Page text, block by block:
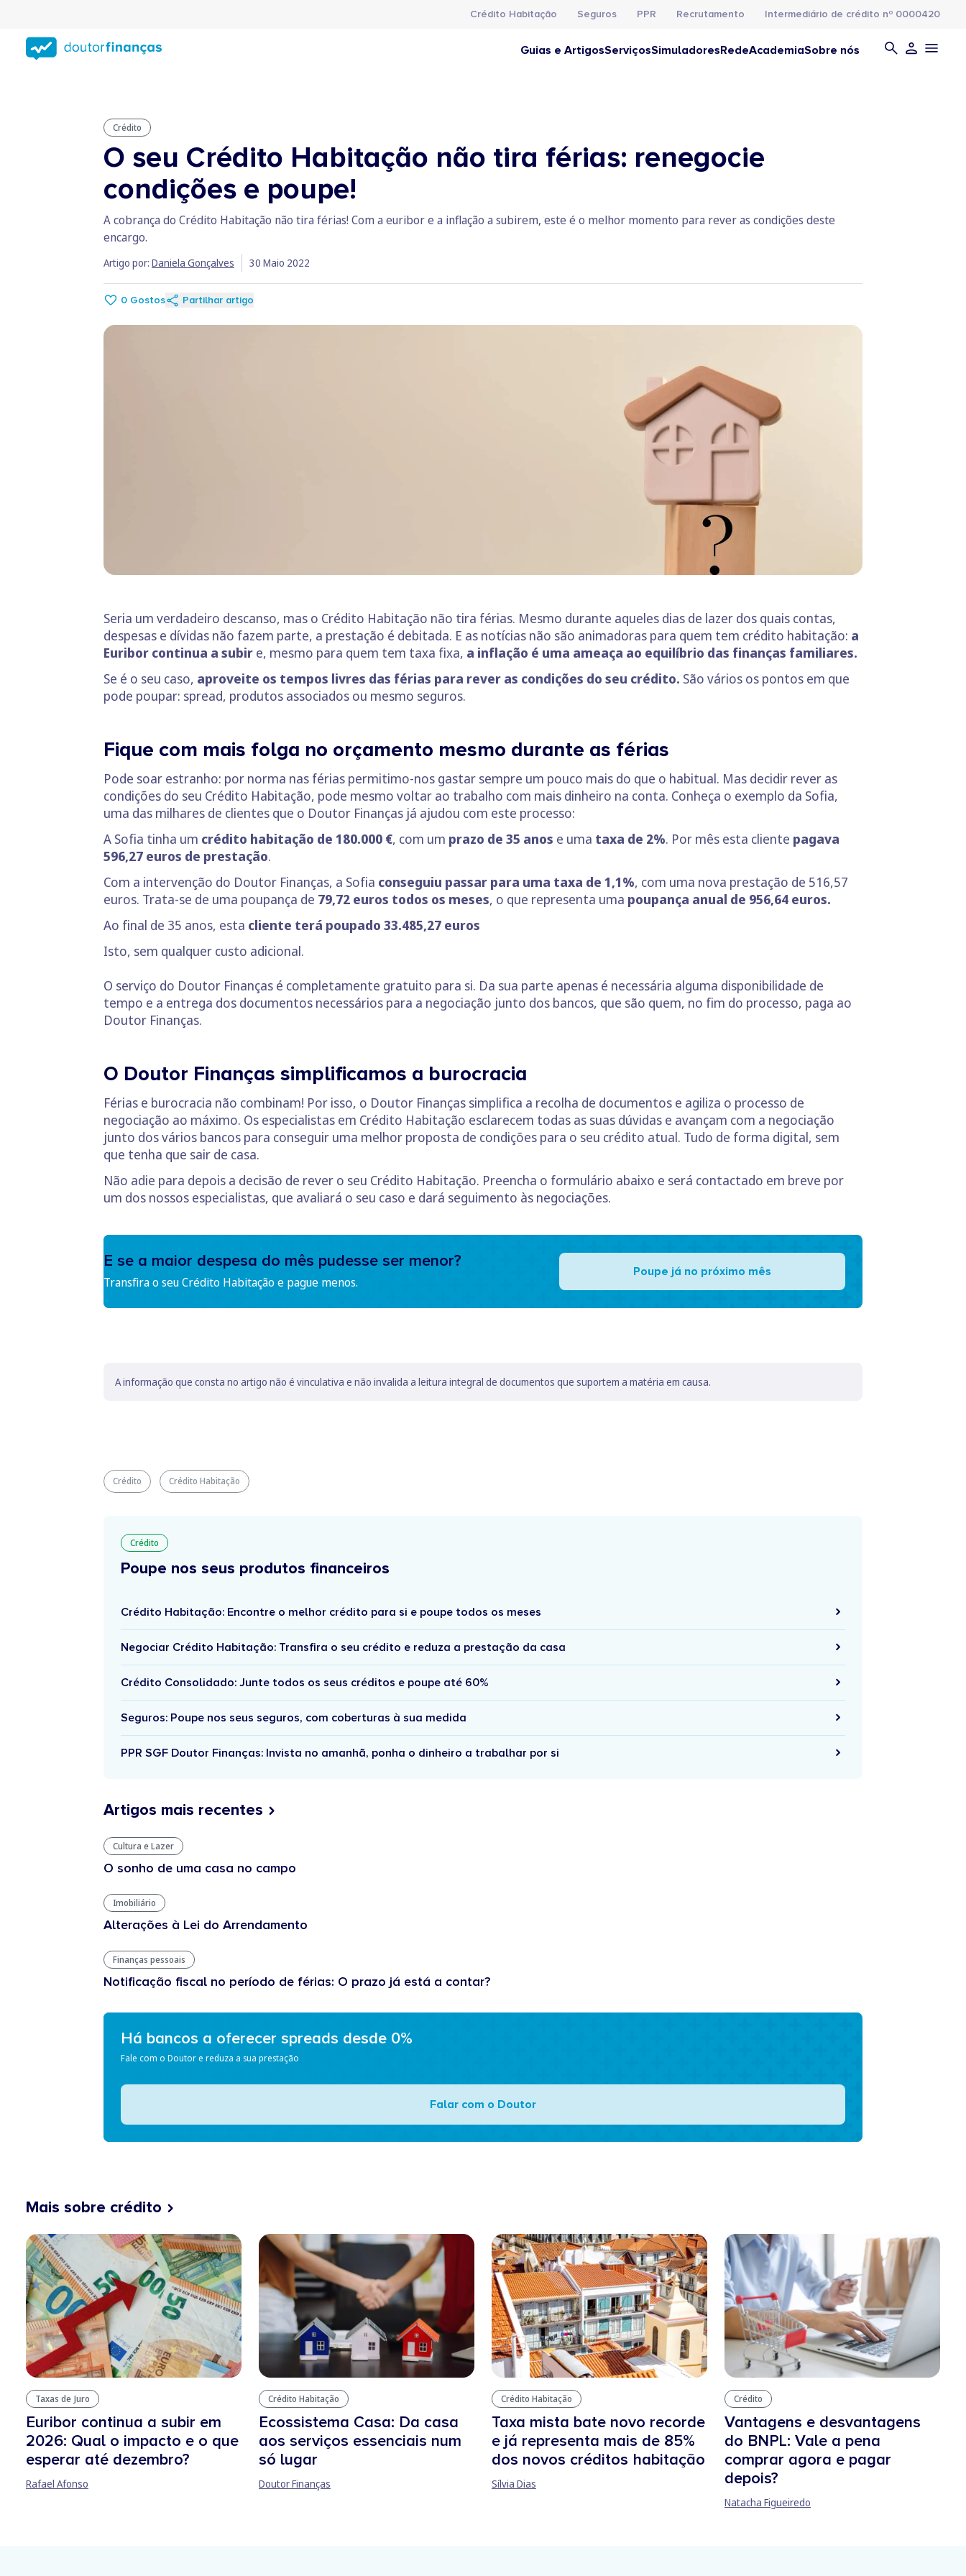
conteúdo
principal
Crédito Habitação Seguros PPR Recrutamento Intermediário de crédito nº 0000420
Guias e ArtigosServiçosSimuladoresRedeAcademiaSobre nós
Crédito
O seu Crédito Habitação não tira férias: renegocie
condições e poupe!
A cobrança do Crédito Habitação não tira férias! Com a euribor e a inflação a subirem, este é o melhor momento para rever as condições deste
encargo.
Artigo por: Daniela Gonçalves 30 Maio 2022
0 Gostos Partilhar artigo
Seria um verdadeiro descanso, mas o Crédito Habitação não tira férias. Mesmo durante aqueles dias de lazer dos quais contas,
despesas e dívidas não fazem parte, a prestação é debitada. E as notícias não são animadoras para quem tem crédito habitação: a
Euribor continua a subir e, mesmo para quem tem taxa fixa, a inflação é uma ameaça ao equilíbrio das finanças familiares.
Se é o seu caso, aproveite os tempos livres das férias para rever as condições do seu crédito. São vários os pontos em que
pode poupar: spread, produtos associados ou mesmo seguros.
Fique com mais folga no orçamento mesmo durante as férias
Pode soar estranho: por norma nas férias permitimo-nos gastar sempre um pouco mais do que o habitual. Mas decidir rever as
condições do seu Crédito Habitação, pode mesmo voltar ao trabalho com mais dinheiro na conta. Conheça o exemplo da Sofia,
uma das milhares de clientes que o Doutor Finanças já ajudou com este processo:
A Sofia tinha um crédito habitação de 180.000 €, com um prazo de 35 anos e uma taxa de 2%. Por mês esta cliente pagava
596,27 euros de prestação.
Com a intervenção do Doutor Finanças, a Sofia conseguiu passar para uma taxa de 1,1%, com uma nova prestação de 516,57
euros. Trata-se de uma poupança de 79,72 euros todos os meses, o que representa uma poupança anual de 956,64 euros.
Ao final de 35 anos, esta cliente terá poupado 33.485,27 euros
Isto, sem qualquer custo adicional.
O serviço do Doutor Finanças é completamente gratuito para si. Da sua parte apenas é necessária alguma disponibilidade de
tempo e a entrega dos documentos necessários para a negociação junto dos bancos, que são quem, no fim do processo, paga ao
Doutor Finanças.
O Doutor Finanças simplificamos a burocracia
Férias e burocracia não combinam! Por isso, o Doutor Finanças simplifica a recolha de documentos e agiliza o processo de
negociação ao máximo. Os especialistas em Crédito Habitação esclarecem todas as suas dúvidas e avançam com a negociação
junto dos vários bancos para conseguir uma melhor proposta de condições para o seu crédito atual. Tudo de forma digital, sem
que tenha que sair de casa.
Não adie para depois a decisão de rever o seu Crédito Habitação. Preencha o formulário abaixo e será contactado em breve por
um dos nossos especialistas, que avaliará o seu caso e dará seguimento às negociações.
E se a maior despesa do mês pudesse ser menor?
Transfira o seu Crédito Habitação e pague menos.
Poupe já no próximo mês
A informação que consta no artigo não é vinculativa e não invalida a leitura integral de documentos que suportem a matéria em causa.
Crédito Crédito Habitação
Crédito
Poupe nos seus produtos financeiros
Crédito Habitação: Encontre o melhor crédito para si e poupe todos os meses
Negociar Crédito Habitação: Transfira o seu crédito e reduza a prestação da casa
Crédito Consolidado: Junte todos os seus créditos e poupe até 60%
Seguros: Poupe nos seus seguros, com coberturas à sua medida
PPR SGF Doutor Finanças: Invista no amanhã, ponha o dinheiro a trabalhar por si
Artigos mais recentes
Cultura e Lazer
O sonho de uma casa no campo
Imobiliário
Alterações à Lei do Arrendamento
Finanças pessoais
Notificação fiscal no período de férias: O prazo já está a contar?
Há bancos a oferecer spreads desde 0%
Fale com o Doutor e reduza a sua prestação
Falar com o Doutor
Mais sobre crédito
Taxas de Juro
Euribor continua a subir em
2026: Qual o impacto e o que
esperar até dezembro?
Rafael Afonso
Crédito Habitação
Ecossistema Casa: Da casa
aos serviços essenciais num
só lugar
Doutor Finanças
Crédito Habitação
Taxa mista bate novo recorde
e já representa mais de 85%
dos novos créditos habitação
Sílvia Dias
Crédito
Vantagens e desvantagens
do BNPL: Vale a pena
comprar agora e pagar
depois?
Natacha Figueiredo